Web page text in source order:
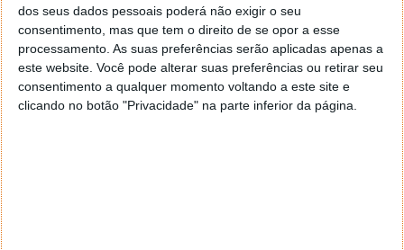
dos seus dados pessoais poderá não exigir o seu
consentimento, mas que tem o direito de se opor a esse
processamento. As suas preferências serão aplicadas apenas a
este website. Você pode alterar suas preferências ou retirar seu
consentimento a qualquer momento voltando a este site e
clicando no botão "Privacidade" na parte inferior da página.